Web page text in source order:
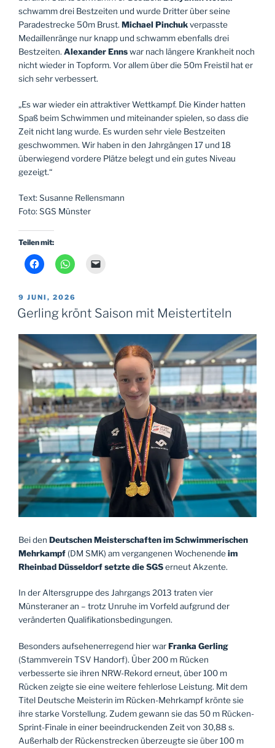
schwamm drei Bestzeiten und wurde Dritter über seine
Paradestrecke 50m Brust. Michael Pinchukverpasste
Medaillenränge nur knapp und schwamm ebenfalls drei
Bestzeiten. Alexander Ennswar nach längere Krankheit noch
nicht wieder in Topform. Vor allem über die 50m Freistil hat er
sich sehr verbessert.
„Es war wieder ein attraktiver Wettkampf. Die Kinder hatten
Spaß beim Schwimmen und miteinander spielen, so dass die
Zeit nicht lang wurde. Es wurden sehr viele Bestzeiten
geschwommen. Wir haben in den Jahrgängen 17 und 18
überwiegend vordere Plätze belegt und ein gutes Niveau
gezeigt.“
Text: Susanne Rellensmann
Foto: SGS Münster
Teilen mit:
VERÖFFENTLICHT
AM
9 JUNI, 2026
Gerling krönt Saison mit Meistertiteln
Bei den Deutschen Meisterschaften im Schwimmerischen
Mehrkampf (DM SMK) am vergangenen Wochenendeim
Rheinbad Düsseldorf setzte dieSGSerneut Akzente.
In der Altersgruppe des Jahrgangs 2013 traten vier
Münsteraner an – trotz Unruhe im Vorfeld aufgrund der
veränderten Qualifikationsbedingungen.
Besonders aufsehenerregend hier warFranka Gerling
(Stammverein TSV Handorf). Über 200 m Rücken
verbesserte sie ihren NRW-Rekord erneut, über 100 m
Rücken zeigte sie eine weitere fehlerlose Leistung. Mit dem
Titel Deutsche Meisterin im Rücken-Mehrkampf krönte sie
ihre starke Vorstellung. Zudem gewann sie das 50 m Rücken-
Sprint-Finale in einer beeindruckenden Zeit von 30,88 s.
Außerhalb der Rückenstrecken überzeugte sie über 100 m